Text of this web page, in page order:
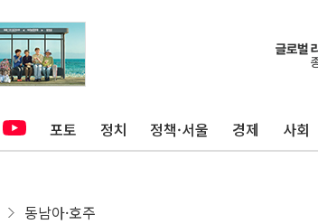
포토 정치 정책·서울 경제 사회
동남아·호주